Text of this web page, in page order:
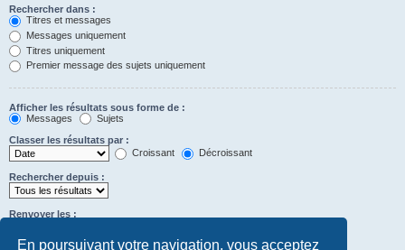
En poursuivant votre navigation, vous acceptez
Rechercher dans :
Titres et messages
Messages uniquement
Titres uniquement
Premier message des sujets uniquement
Afficher les résultats sous forme de :
Messages
Sujets
Classer les résultats par :
Croissant
Décroissant
Rechercher depuis :
Renvoyer les :